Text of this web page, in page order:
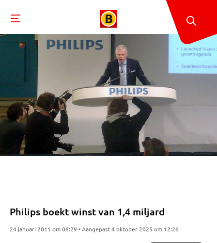
Philips boekt winst van 1,4 miljard
24 januari 2011 om 08:29 • Aangepast 4 oktober 2025 om 12:26